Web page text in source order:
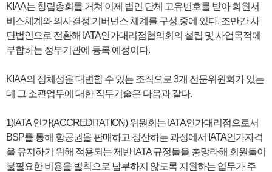
KIAA는 창립총회를 거쳐 이제 법인 단체 고유번호를 받아 회원서
비스체계와 의사결정 거버넌스 체계를 구성 중에 있다. 조만간 사
단법인으로 전환해 IATA인가대리점협의회의 설립 및 사업목적에
부합하는 정부기관에 등록 예정이다.
KIAA의 정체성을 대변할 수 있는 조직으로 3개 전문위원회가 있는
데 그 소관업무에 대한 직무기술은 다음과 같다.
1)IATA 인가(ACCREDITATION) 위원회는 IATA인가대리점으로서
BSP를 통해 항공권을 판매하고 정산하는 과정에서 IATA인가자격
을 유지하기 위해 적용되는 제반 IATA 규정들을 총망라해 회원들이
불필요한 비용을 벌칙으로 납부하지 않도록 지원하는 업무가 주